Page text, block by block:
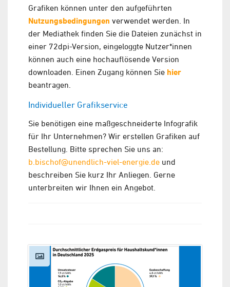
Grafiken können unter den aufgeführten
Nutzungsbedingungen verwendet werden. In
der Mediathek finden Sie die Dateien zunächst in
einer 72dpi-Version, eingeloggte Nutzer*innen
können auch eine hochauflösende Version
downloaden. Einen Zugang können Sie hier
beantragen.
Individueller Grafikservice
Sie benötigen eine maßgeschneiderte Infografik
für Ihr Unternehmen? Wir erstellen Grafiken auf
Bestellung. Bitte sprechen Sie uns an:
b.bischof@unendlich-viel-energie.de und
beschreiben Sie kurz Ihr Anliegen. Gerne
unterbreiten wir Ihnen ein Angebot.